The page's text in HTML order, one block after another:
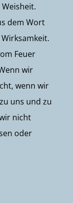
dem Wort
Feuer
wir
wenn wir
uns und zu
nicht
oder